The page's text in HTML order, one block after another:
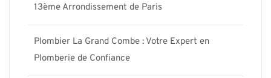
13ème Arrondissement de Paris
Plombier La Grand Combe : Votre Expert en
Plomberie de Confiance